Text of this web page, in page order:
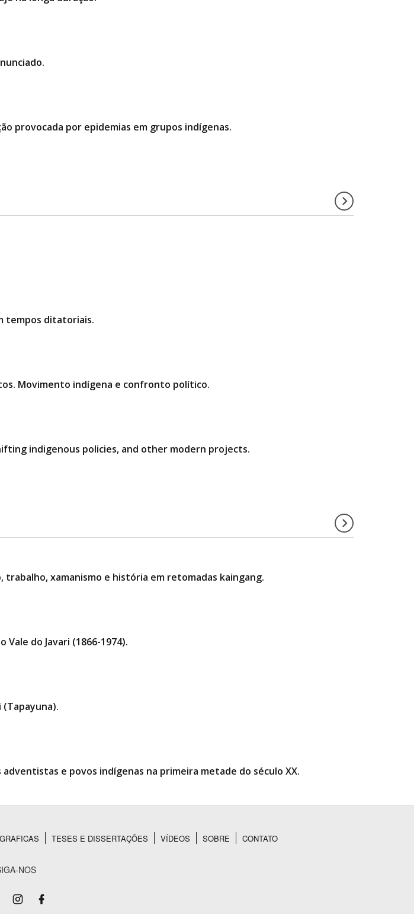
provocada por epidemias em grupos indígenas.
tempos ditatoriais.
Movimento indígena e confronto político.
indigenous policies, and other modern projects.
xamanismo e história em retomadas kaingang.
do Javari (1866-1974).
e povos indígenas na primeira metade do século XX.
TESES E DISSERTAÇÕES VÍDEOS SOBRE CONTATO
NOS